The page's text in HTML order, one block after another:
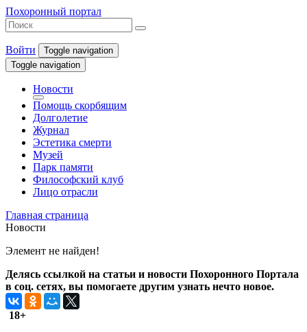
Похоронный портал
Войти
Toggle navigation
Toggle navigation
Новости
Помощь скорбящим
Долголетие
Журнал
Эстетика смерти
Музей
Парк памяти
Философский клуб
Лицо отрасли
Главная страница
Новости
Элемент не найден!
Делясь ссылкой на статьи и новости Похоронного Портала
в соц. сетях, вы помогаете другим узнать нечто новое.
18+